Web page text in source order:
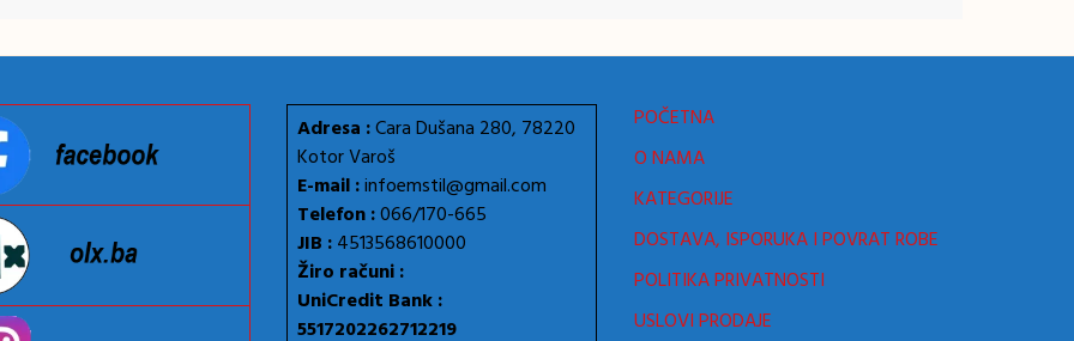
Adresa :Cara Dušana 280, 78220
Kotor Varoš
E-mail :infoemstil@gmail.com
Telefon :066/170-665
JIB :4513568610000
Žiro računi :
UniCredit Bank :
5517202262712219
POČETNA
O NAMA
KATEGORIJE
DOSTAVA, ISPORUKA I POVRAT ROBE
POLITIKA PRIVATNOSTI
USLOVI PRODAJE